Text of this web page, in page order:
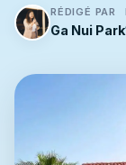
RÉDIGÉ PAR
Ga Nui Park